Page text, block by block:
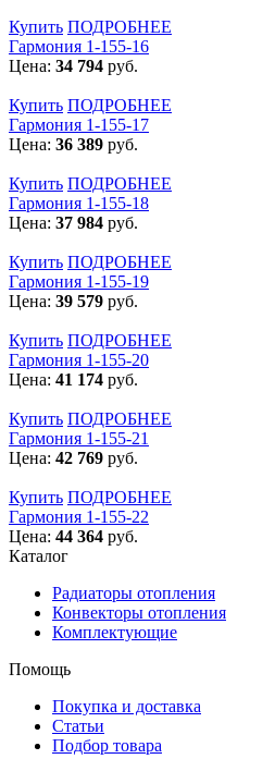
Купить ПОДРОБНЕЕ
Гармония 1-155-16
Цена: 34 794 руб.
Купить ПОДРОБНЕЕ
Гармония 1-155-17
Цена: 36 389 руб.
Купить ПОДРОБНЕЕ
Гармония 1-155-18
Цена: 37 984 руб.
Купить ПОДРОБНЕЕ
Гармония 1-155-19
Цена: 39 579 руб.
Купить ПОДРОБНЕЕ
Гармония 1-155-20
Цена: 41 174 руб.
Купить ПОДРОБНЕЕ
Гармония 1-155-21
Цена: 42 769 руб.
Купить ПОДРОБНЕЕ
Гармония 1-155-22
Цена: 44 364 руб.
Каталог
Радиаторы отопления
Конвекторы отопления
Комплектующие
Помощь
Покупка и доставка
Статьи
Подбор товара